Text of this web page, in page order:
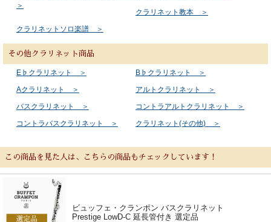
＞
クラリネット教本 ＞
クラリネットソロ楽譜 ＞
その他クラリネット商品
E♭クラリネット ＞
B♭クラリネット ＞
Aクラリネット ＞
アルトクラリネット ＞
バスクラリネット ＞
コントラアルトクラリネット ＞
コントラバスクラリネット ＞
クラリネット(その他) ＞
この商品を見た人は、こちらの商品もチェックしています！
ビュッフェ・クランポン バスクラリネット
Prestige LowD-C 延長管付き 選定品